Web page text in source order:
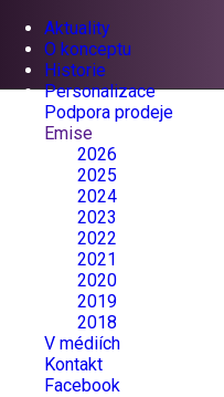
Aktuality
O konceptu
Historie
Personalizace
Podpora prodeje
Emise
2026
2025
2024
2023
2022
2021
2020
2019
2018
V médiích
Kontakt
Facebook